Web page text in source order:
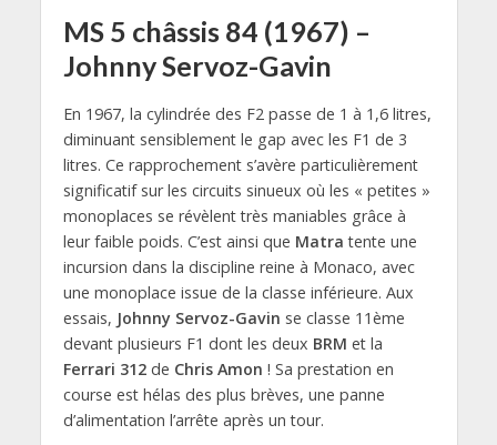
MS 5 châssis 84 (1967) –
Johnny Servoz-Gavin
En 1967, la cylindrée des F2 passe de 1 à 1,6 litres,
diminuant sensiblement le gap avec les F1 de 3
litres. Ce rapprochement s’avère particulièrement
significatif sur les circuits sinueux où les « petites »
monoplaces se révèlent très maniables grâce à
leur faible poids. C’est ainsi que Matra tente une
incursion dans la discipline reine à Monaco, avec
une monoplace issue de la classe inférieure. Aux
essais, Johnny Servoz-Gavin se classe 11ème
devant plusieurs F1 dont les deux BRM et la
Ferrari 312de Chris Amon ! Sa prestation en
course est hélas des plus brèves, une panne
d’alimentation l’arrête après un tour.